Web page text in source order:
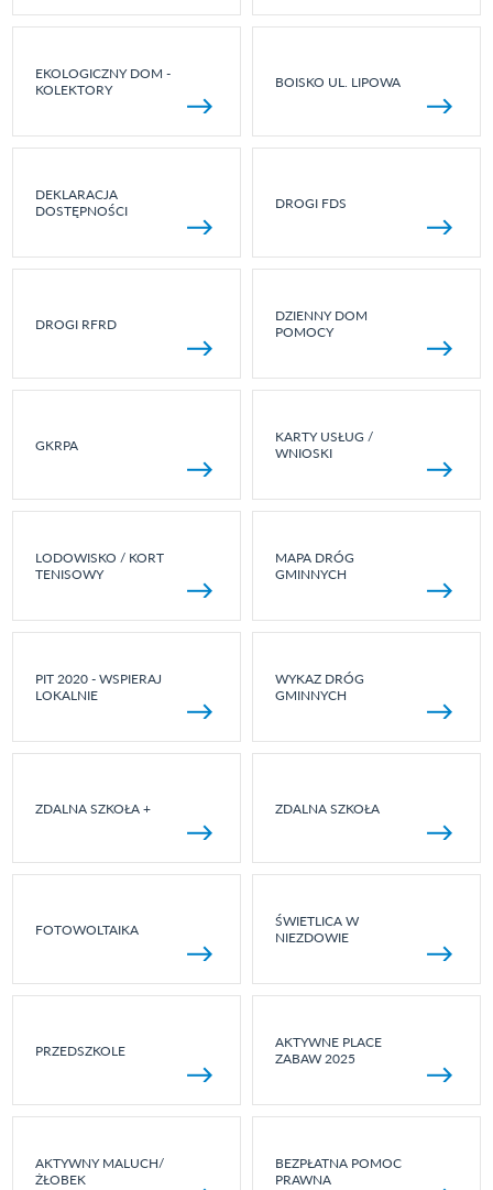
EKOLOGICZNY DOM -
KOLEKTORY
BOISKO UL. LIPOWA
DEKLARACJA
DOSTĘPNOŚCI
DROGI FDS
DROGI RFRD
DZIENNY DOM
POMOCY
GKRPA
KARTY USŁUG /
WNIOSKI
LODOWISKO / KORT
TENISOWY
MAPA DRÓG
GMINNYCH
PIT 2020 - WSPIERAJ
LOKALNIE
WYKAZ DRÓG
GMINNYCH
ZDALNA SZKOŁA + ZDALNA SZKOŁA
FOTOWOLTAIKA
ŚWIETLICA W
NIEZDOWIE
PRZEDSZKOLE
AKTYWNE PLACE
ZABAW 2025
AKTYWNY MALUCH/
ŻŁOBEK
BEZPŁATNA POMOC
PRAWNA